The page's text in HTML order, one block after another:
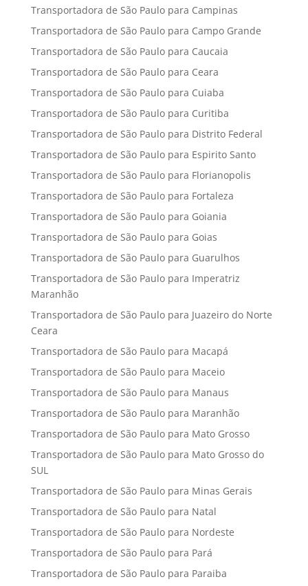
Transportadora de São Paulo para Campinas
Transportadora de São Paulo para Campo Grande
Transportadora de São Paulo para Caucaia
Transportadora de São Paulo para Ceara
Transportadora de São Paulo para Cuiaba
Transportadora de São Paulo para Curitiba
Transportadora de São Paulo para Distrito Federal
Transportadora de São Paulo para Espirito Santo
Transportadora de São Paulo para Florianopolis
Transportadora de São Paulo para Fortaleza
Transportadora de São Paulo para Goiania
Transportadora de São Paulo para Goias
Transportadora de São Paulo para Guarulhos
Transportadora de São Paulo para Imperatriz
Maranhão
Transportadora de São Paulo para Juazeiro do Norte
Ceara
Transportadora de São Paulo para Macapá
Transportadora de São Paulo para Maceio
Transportadora de São Paulo para Manaus
Transportadora de São Paulo para Maranhão
Transportadora de São Paulo para Mato Grosso
Transportadora de São Paulo para Mato Grosso do
SUL
Transportadora de São Paulo para Minas Gerais
Transportadora de São Paulo para Natal
Transportadora de São Paulo para Nordeste
Transportadora de São Paulo para Pará
Transportadora de São Paulo para Paraiba